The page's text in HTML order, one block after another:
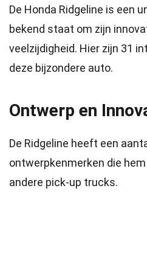
De Honda Ridgeline is een
bekend staat om zijn
veelzijdigheid. Hier zijn 31
deze bijzondere auto.
Ontwerp en
De Ridgeline heeft een
ontwerpkenmerken die
andere pick-up trucks.